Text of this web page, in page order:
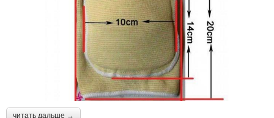
читать дальше →